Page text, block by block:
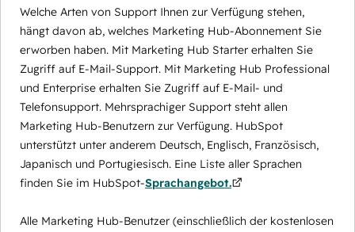
Welche Arten von Support Ihnen zur Verfügung stehen,
hängt davon ab, welches Marketing Hub-Abonnement Sie
erworben haben. Mit Marketing Hub Starter erhalten Sie
Zugriff auf E-Mail-Support. Mit Marketing Hub Professional
und Enterprise erhalten Sie Zugriff auf E-Mail- und
Telefonsupport. Mehrsprachiger Support steht allen
Marketing Hub-Benutzern zur Verfügung. HubSpot
unterstützt unter anderem Deutsch, Englisch, Französisch,
Japanisch und Portugiesisch. Eine Liste aller Sprachen
finden Sie im HubSpot-Sprachangebot.
Alle Marketing Hub-Benutzer (einschließlich der kostenlosen